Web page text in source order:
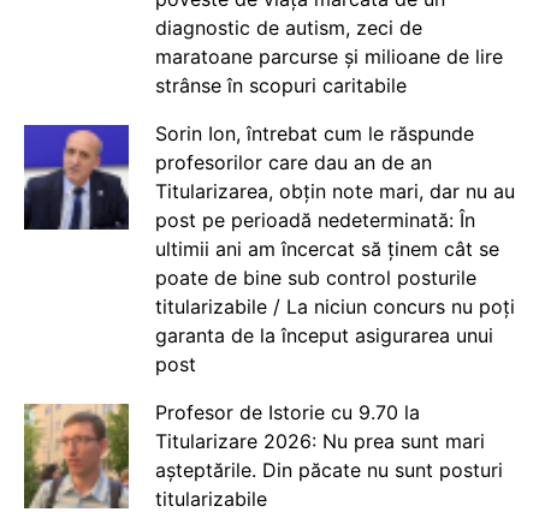
diagnostic de autism, zeci de
maratoane parcurse și milioane de lire
strânse în scopuri caritabile
Sorin Ion, întrebat cum le răspunde
profesorilor care dau an de an
Titularizarea, obțin note mari, dar nu au
post pe perioadă nedeterminată: În
ultimii ani am încercat să ținem cât se
poate de bine sub control posturile
titularizabile / La niciun concurs nu poți
garanta de la început asigurarea unui
post
Profesor de Istorie cu 9.70 la
Titularizare 2026: Nu prea sunt mari
așteptările. Din păcate nu sunt posturi
titularizabile